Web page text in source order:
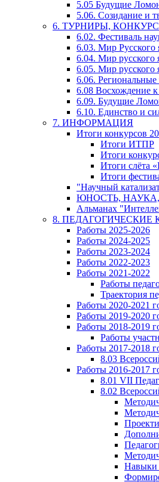
5.05 Будущие
5.06. Созидание и
6. ТУРНИРЫ,
6.02. Фестиваль
6.03. Мир Русского
6.04. Мир русского
6.05. Мир русского
6.06.
6.08 Восхождение к
6.09. Будущие
6.10. Единство и
7. ИНФОРМАЦИЯ
Итоги конкурсов
Итоги ИТПР
Итоги
Итоги слёта
Итоги
"Научный
ЮНОСТЬ, НАУКА,
Альманах
8. ПЕДАГОГИЧЕСКИЕ
Работы 2025-2026
Работы 2024-2025
Работы 2023-2024
Работы 2022-2023
Работы 2021-2022
Работы
Траектория
Работы 2020-2021
Работы 2019-2020
Работы 2018-2019
Работы
Работы 2017-2018
8.03
Работы 2016-2017
8.01 VII
8.02
Навыки